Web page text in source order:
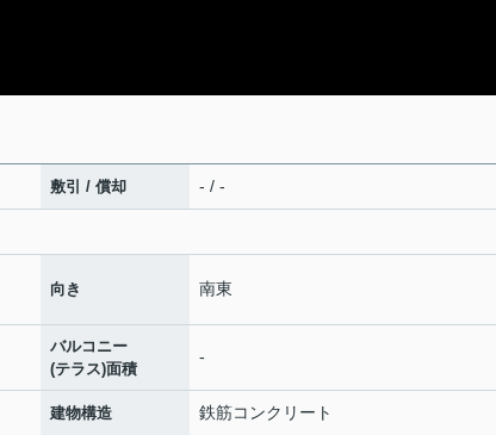
敷引 / 償却 - / -
向き 南東
バルコニー
(テラス)面積
-
建物構造 鉄筋コンクリート